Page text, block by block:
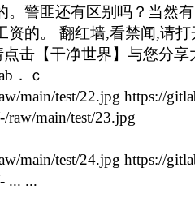
。警匪还有区别吗？当然
资的。 翻红墙,看禁闻,请打
点击【干净世界】与您分享
．ｃ
main/test/22.jpg https://
raw/main/test/23.jpg
main/test/24.jpg https://
... ...